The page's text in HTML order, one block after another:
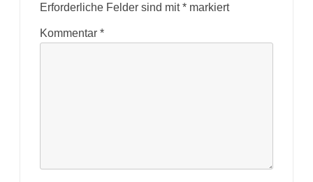
Erforderliche Felder sind mit* markiert
Kommentar *